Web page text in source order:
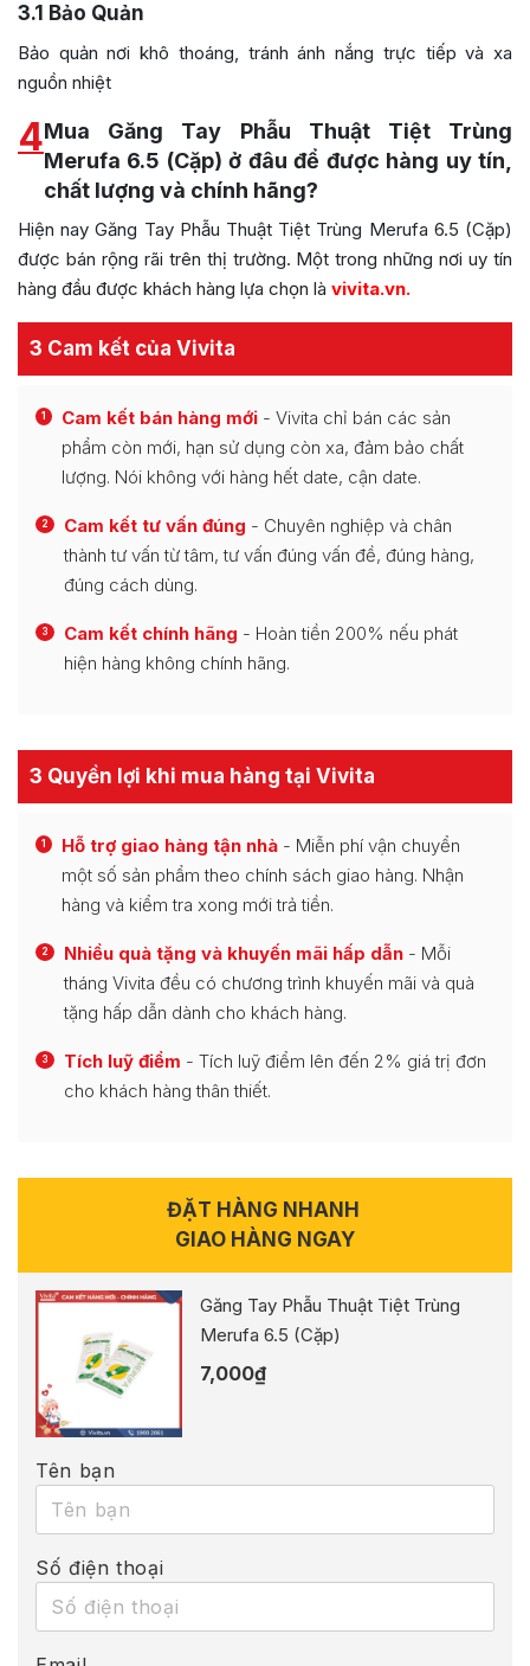
3.1 Bảo Quản
Bảo quản nơi khô thoáng, tránh ánh nắng trực tiếp và xa
nguồn nhiệt
4Mua Găng Tay Phẫu Thuật Tiệt Trùng
Merufa 6.5 (Cặp) ở đâu để được hàng uy tín,
chất lượng và chính hãng?
Hiện nay Găng Tay Phẫu Thuật Tiệt Trùng Merufa 6.5 (Cặp)
được bán rộng rãi trên thị trường. Một trong những nơi uy tín
hàng đầu được khách hàng lựa chọn là vivita.vn.
3 Cam kết của Vivita
1 Cam kết bán hàng mới - Vivita chỉ bán các sản
phẩm còn mới, hạn sử dụng còn xa, đảm bảo chất
lượng. Nói không với hàng hết date, cận date.
2 Cam kết tư vấn đúng - Chuyên nghiệp và chân
thành tư vấn từ tâm, tư vấn đúng vấn đề, đúng hàng,
đúng cách dùng.
3 Cam kết chính hãng - Hoàn tiền 200% nếu phát
hiện hàng không chính hãng.
3 Quyền lợi khi mua hàng tại Vivita
1 Hỗ trợ giao hàng tận nhà - Miễn phí vận chuyển
một số sản phẩm theo chính sách giao hàng. Nhận
hàng và kiểm tra xong mới trả tiền.
2 Nhiều quà tặng và khuyến mãi hấp dẫn - Mỗi
tháng Vivita đều có chương trình khuyến mãi và quà
tặng hấp dẫn dành cho khách hàng.
3 Tích luỹ điểm - Tích luỹ điểm lên đến 2% giá trị đơn
cho khách hàng thân thiết.
ĐẶT HÀNG NHANH
GIAO HÀNG NGAY
Găng Tay Phẫu Thuật Tiệt Trùng
Merufa 6.5 (Cặp)
7,000₫
Tên bạn
Số điện thoại